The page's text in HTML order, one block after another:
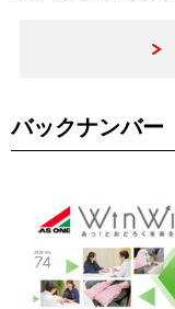
バックナンバー